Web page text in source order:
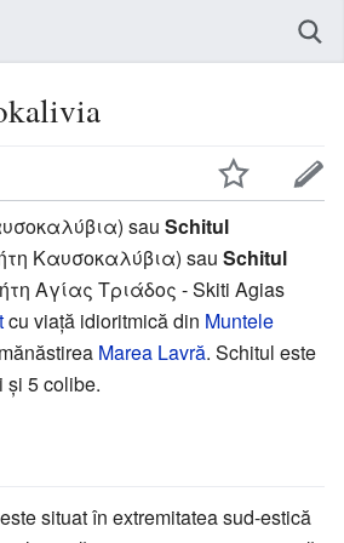
sau Schitul
Καυσοκαλύβια) sau Schitul
Αγίας Τριάδος - Skiti Agias
cu viață idioritmică din Muntele
Marea Lavră. Schitul este
și 5 colibe.
situat în extremitatea sud-estică